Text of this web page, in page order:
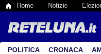
Home Notizie
POLITICA CRONACA